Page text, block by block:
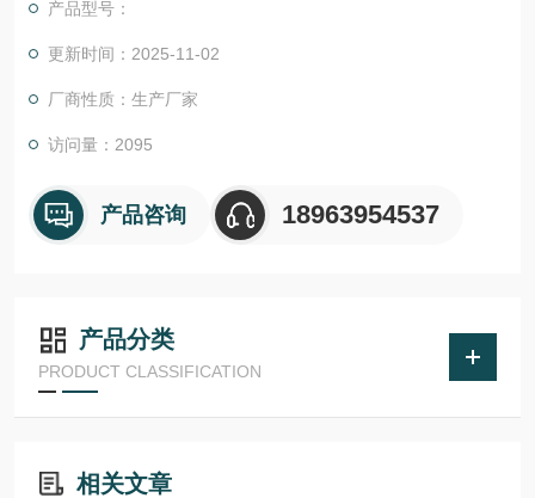
产品型号：
更新时间：2025-11-02
厂商性质：生产厂家
访问量：2095
产品咨询 18963954537
产品分类
PRODUCT CLASSIFICATION
相关文章